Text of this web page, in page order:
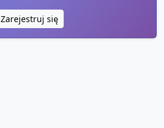
Zarejestruj się